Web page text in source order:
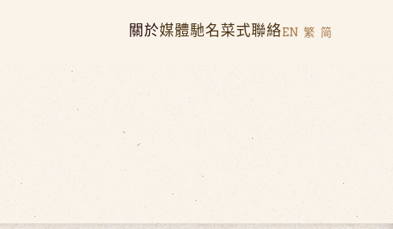
關於媒體馳名菜式聯絡EN 繁 简